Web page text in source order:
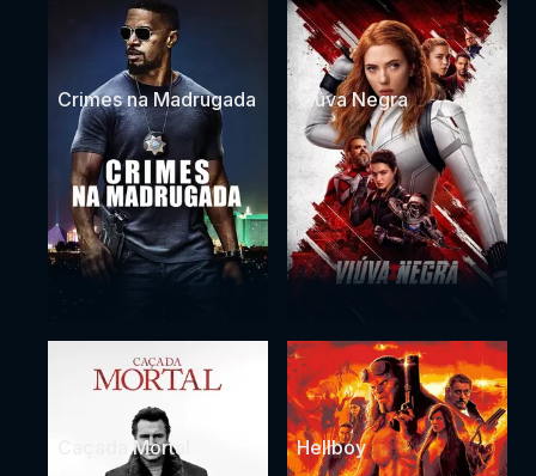
Crimes na Madrugada Viúva Negra
Caçada Mortal Hellboy